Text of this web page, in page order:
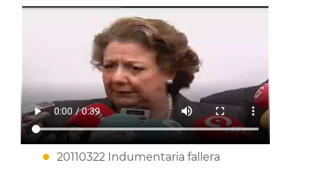
20110322 Indumentaria fallera